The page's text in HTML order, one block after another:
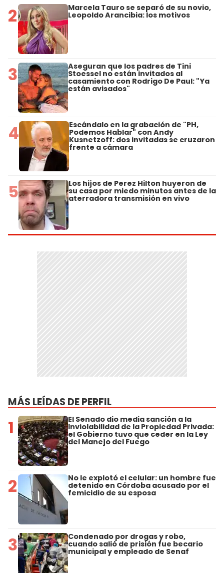
2 Marcela Tauro se separó de su novio,
Leopoldo Arancibia: los motivos
3 Aseguran que los padres de Tini
Stoessel no están invitados al
casamiento con Rodrigo De Paul: "Ya
están avisados"
4 Escándalo en la grabación de "PH,
Podemos Hablar" con Andy
Kusnetzoff: dos invitadas se cruzaron
frente a cámara
5 Los hijos de Perez Hilton huyeron de
su casa por miedo minutos antes de la
aterradora transmisión en vivo
MÁS LEÍDAS DE PERFIL
1 El Senado dio media sanción a la
Inviolabilidad de la Propiedad Privada:
el Gobierno tuvo que ceder en la Ley
del Manejo del Fuego
2 No le explotó el celular: un hombre fue
detenido en Córdoba acusado por el
femicidio de su esposa
3 Condenado por drogas y robo,
cuando salió de prisión fue becario
municipal y empleado de Senaf